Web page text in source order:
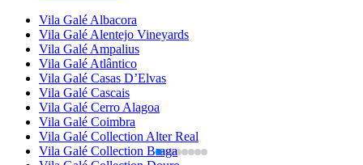
Vila Galé Albacora
Vila Galé Alentejo Vineyards
Vila Galé Ampalius
Vila Galé Atlântico
Vila Galé Casas D’Elvas
Vila Galé Cascais
Vila Galé Cerro Alagoa
Vila Galé Coimbra
Vila Galé Collection Alter Real
Vila Galé Collection Braga